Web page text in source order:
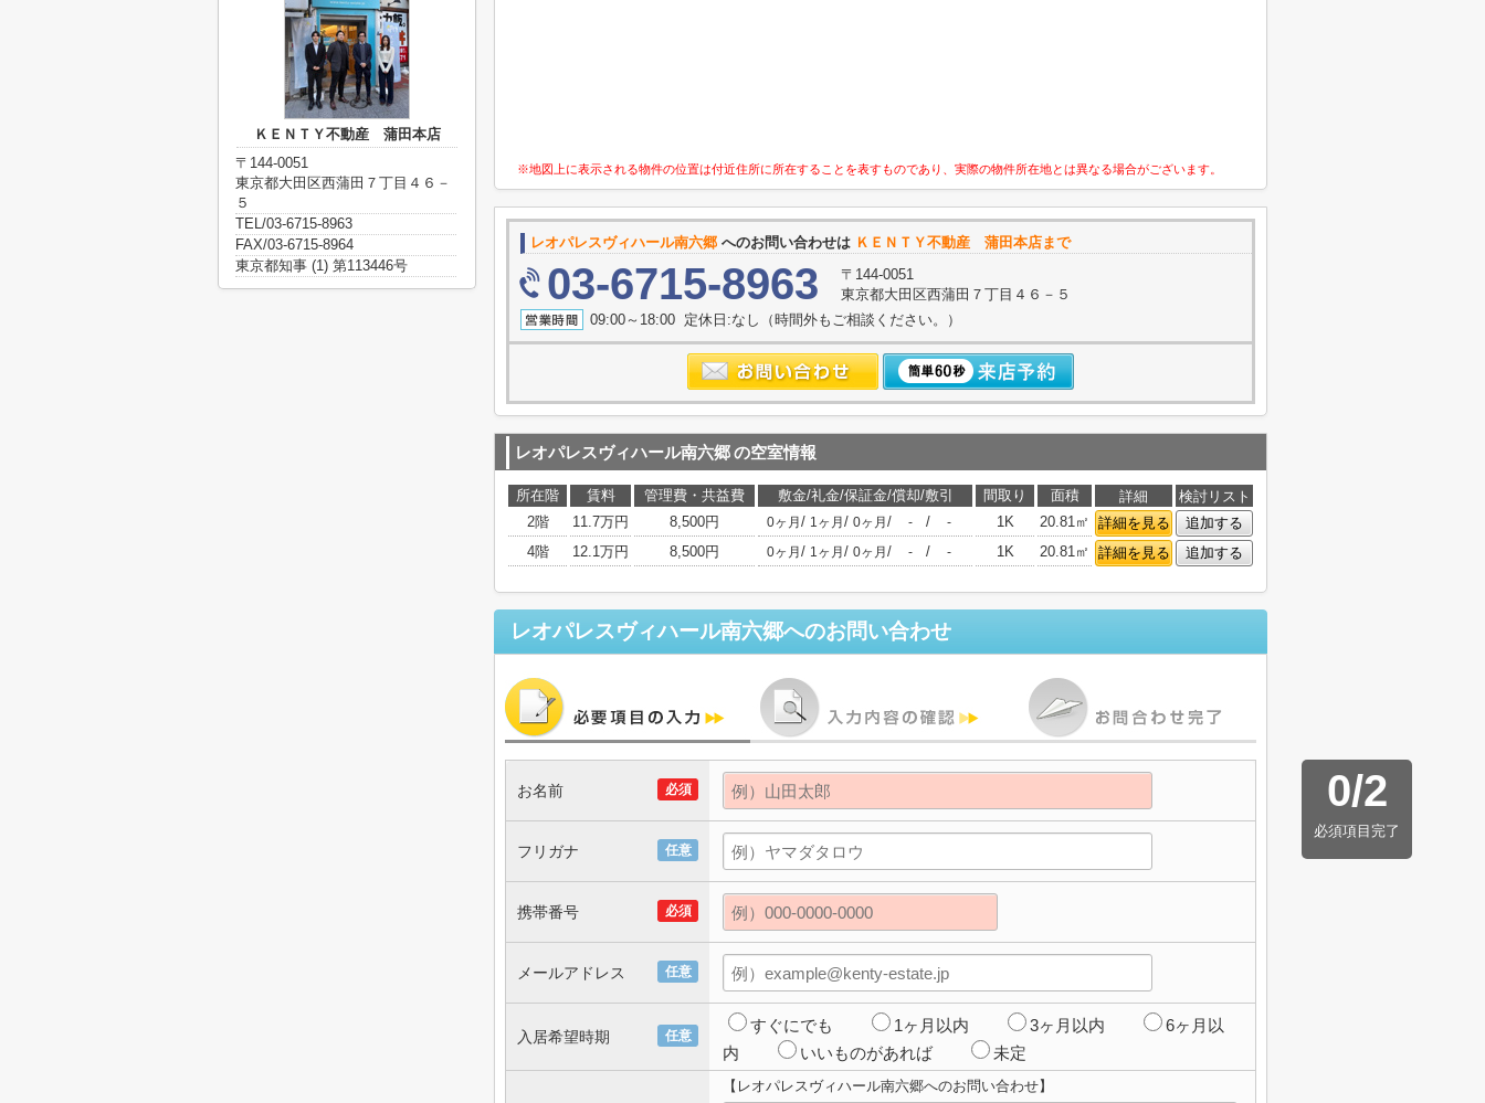
※地図上に表示される物件の位置は付近住所に所在することを表すものであり、実際の物件所在地とは異なる場合がございます。
レオパレスヴィハール南六郷 へのお問い合わせは ＫＥＮＴＹ不動産 蒲田本店まで
03-6715-8963
〒144-0051
東京都大田区西蒲田７丁目４６－５
09:00～18:00 定休日:なし（時間外もご相談ください。）
レオパレスヴィハール南六郷の空室情報
所在階 賃料 管理費・共益費 敷金/礼金/保証金/償却/敷引 間取り 面積 詳細
検討リスト
2階
11.7万円 8,500円 0ヶ月 / 1ヶ月 / 0ヶ月 / - / - 1K 20.81㎡ 詳細を見る
追加する
4階
12.1万円 8,500円 0ヶ月 / 1ヶ月 / 0ヶ月 / - / - 1K 20.81㎡ 詳細を見る 追加する
レオパレスヴィハール南六郷へのお問い合わせ
0/2
必須項目完了
必須
お名前
任意
フリガナ
必須
携帯番号
任意
メールアドレス
任意
入居希望時期
すぐにでも 1ヶ月以内 3ヶ月以内
6ヶ月以
内
いいものがあれば 未定
【レオパレスヴィハール南六郷へのお問い合わせ】
ＫＥＮＴＹ不動産 蒲田本店
〒144-0051
東京都大田区西蒲田７丁目４６－
５
TEL/03-6715-8963
FAX/03-6715-8964
東京都知事 (1) 第113446号